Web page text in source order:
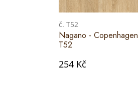
č. T52
Nagano - Copenhagen
T52
254 Kč